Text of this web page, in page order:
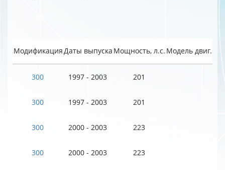
МодификацияДаты выпуска Мощность, л.с. Модель двиг.
300 1997 - 2003 201
300 1997 - 2003 201
300 2000 - 2003 223
300 2000 - 2003 223